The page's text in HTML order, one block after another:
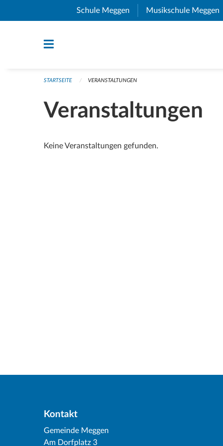
Navigation überspringen
Schule Meggen (External Link)
Musikschule Meggen
STARTSEITE VERANSTALTUNGEN
Veranstaltungen
Keine Veranstaltungen gefunden.
Kontakt
Gemeinde Meggen
Am Dorfplatz 3